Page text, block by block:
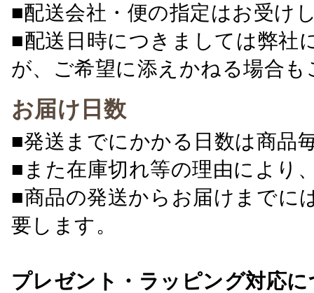
■配送会社・便の指定はお受け
■配送日時につきましては弊社
が、ご希望に添えかねる場合
お届け日数
■発送までにかかる日数は商品
■また在庫切れ等の理由により
■商品の発送からお届けまでに
要します。
プレゼント・ラッピング対応